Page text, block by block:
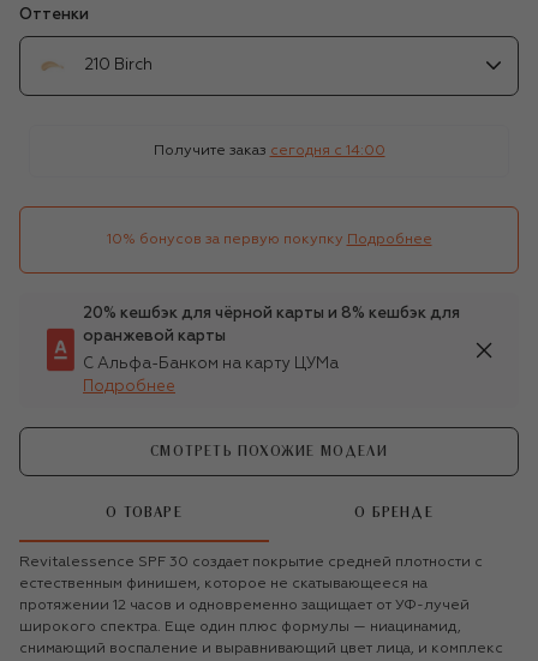
Оттенки
210 Birch
Получите заказ сегодня c 14:00
10% бонусов за первую покупку Подробнее
20% кешбэк для чёрной карты и 8% кешбэк для
оранжевой карты
С Альфа-Банком на карту ЦУМа
Подробнее
СМОТРЕТЬ ПОХОЖИЕ МОДЕЛИ
О ТОВАРЕ О БРЕНДЕ
Revitalessence SPF 30 создает покрытие средней плотности с
естественным финишем, которое не скатывающееся на
протяжении 12 часов и одновременно защищает от УФ-лучей
широкого спектра. Еще один плюс формулы — ниацинамид,
снимающий воспаление и выравнивающий цвет лица, и комплекс